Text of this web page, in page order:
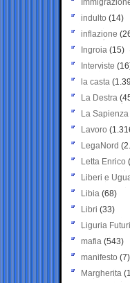
indulto (14)
inflazione
Ingroia (15)
Interviste
la casta
La Destra
La Sapienza
Lavoro
LegaNord
Letta Enrico
Liberi e
Libia (68)
Libri (33)
Liguria
mafia (543)
manifesto (7)
Margherita